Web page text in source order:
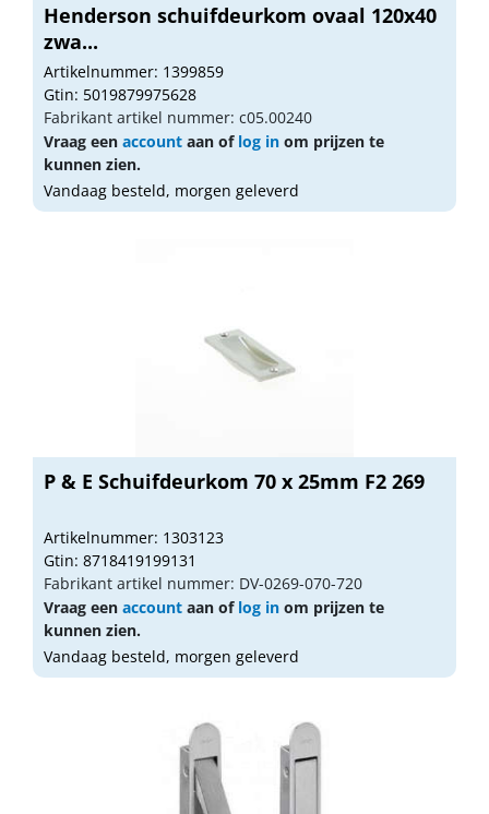
Henderson schuifdeurkom ovaal 120x40
zwa...
Artikelnummer: 1399859
Gtin: 5019879975628
Fabrikant artikel nummer: c05.00240
Vraag een account aan of log in om prijzen te
kunnen zien.
Vandaag besteld, morgen geleverd
P & E Schuifdeurkom 70 x 25mm F2 269
Artikelnummer: 1303123
Gtin: 8718419199131
Fabrikant artikel nummer: DV-0269-070-720
Vraag een account aan of log in om prijzen te
kunnen zien.
Vandaag besteld, morgen geleverd